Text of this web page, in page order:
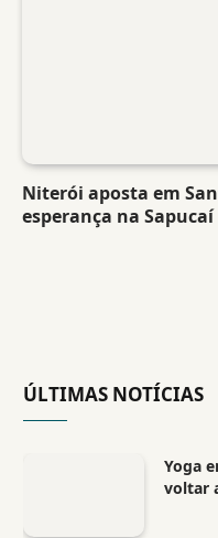
Niterói aposta em
esperança na Sapucaí
ÚLTIMAS NOTÍCIAS
Yoga
voltar